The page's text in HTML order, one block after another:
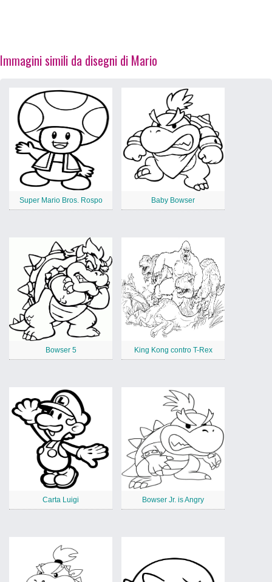
Immagini simili da disegni di Mario
Super Mario Bros. Rospo Baby Bowser
Bowser 5 King Kong contro T-Rex
Carta Luigi Bowser Jr. is Angry